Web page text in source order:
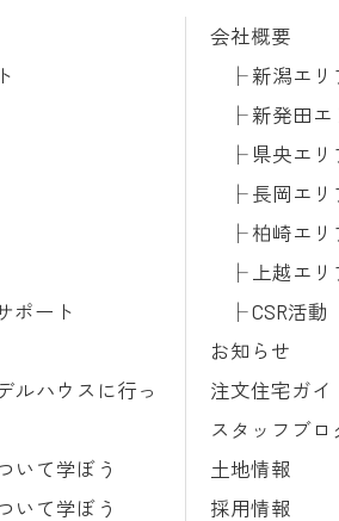
ポート
ルハウスに行っ
いて学ぼう
いて学ぼう
会社概要
新潟エリ
新発田エ
県央エリ
長岡エリ
柏崎エリ
上越エリ
CSR活動
お知らせ
注文住宅ガイ
スタッフブロ
土地情報
採用情報